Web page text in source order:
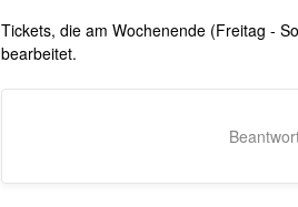
Tickets, die am Wochenende (Freitag -
bearbeitet.